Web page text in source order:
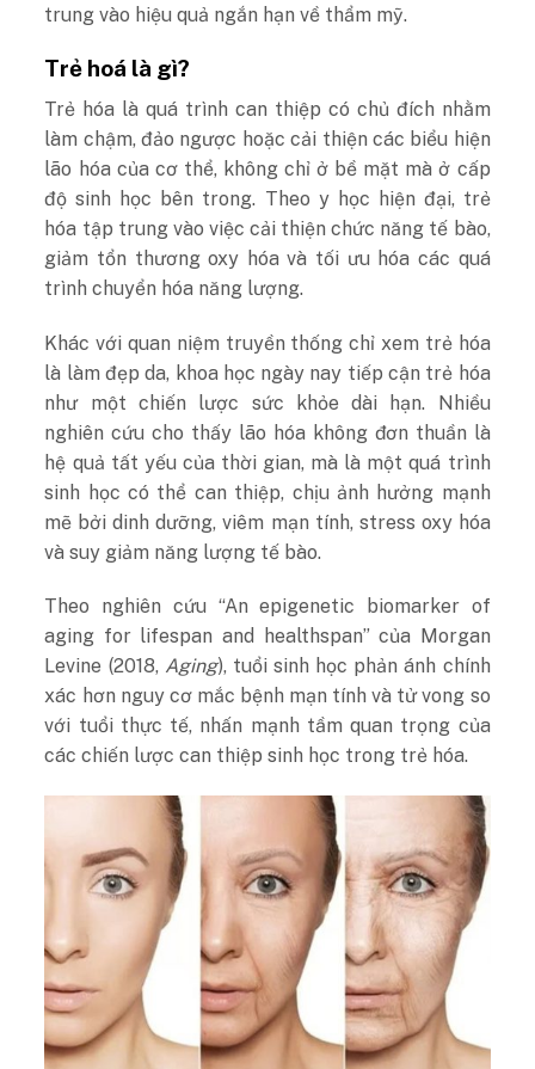
trung vào hiệu quả ngắn hạn về thẩm mỹ.
Trẻ hoá là gì?
Trẻ hóa là quá trình can thiệp có chủ đích nhằm
làm chậm, đảo ngược hoặc cải thiện các biểu hiện
lão hóa của cơ thể, không chỉ ở bề mặt mà ở cấp
độ sinh học bên trong. Theo y học hiện đại, trẻ
hóa tập trung vào việc cải thiện chức năng tế bào,
giảm tổn thương oxy hóa và tối ưu hóa các quá
trình chuyển hóa năng lượng.
Khác với quan niệm truyền thống chỉ xem trẻ hóa
là làm đẹp da, khoa học ngày nay tiếp cận trẻ hóa
như một chiến lược sức khỏe dài hạn. Nhiều
nghiên cứu cho thấy lão hóa không đơn thuần là
hệ quả tất yếu của thời gian, mà là một quá trình
sinh học có thể can thiệp, chịu ảnh hưởng mạnh
mẽ bởi dinh dưỡng, viêm mạn tính, stress oxy hóa
và suy giảm năng lượng tế bào.
Theo nghiên cứu “An epigenetic biomarker of
aging for lifespan and healthspan” của Morgan
Levine (2018, Aging), tuổi sinh học phản ánh chính
xác hơn nguy cơ mắc bệnh mạn tính và tử vong so
với tuổi thực tế, nhấn mạnh tầm quan trọng của
các chiến lược can thiệp sinh học trong trẻ hóa.